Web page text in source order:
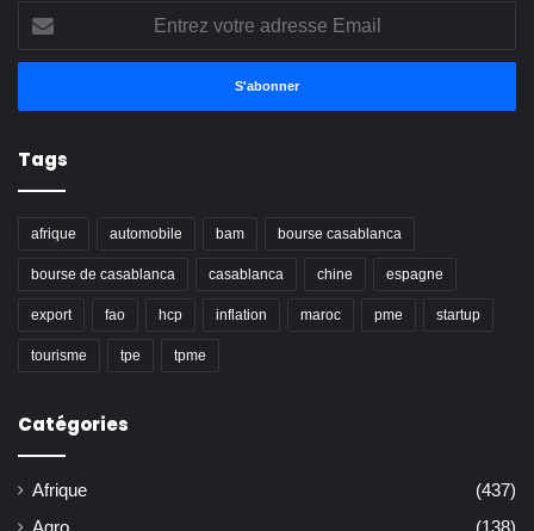
votre
adresse
Tags
afrique automobile bam bourse casablanca
bourse de casablanca casablanca chine espagne
export fao hcp inflation maroc pme startup
tourisme tpe tpme
Catégories
Afrique
(437)